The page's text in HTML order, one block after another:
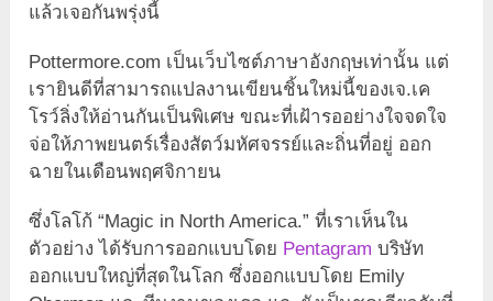
แล้วเจอกันพรุ่งนี้
Pottermore.com เป็นเว็บไซต์ภาษาอังกฤษเท่านั้น แต่
เรายินดีที่สามารถแปลงานเขียนชิ้นใหม่นี้ของเจ.เค
โรว์ลิ่งให้อ่านกันเป็นพิเศษ ขณะที่เฝ้ารออย่างใจจดใจ
จ่อให้ภาพยนตร์เรื่องสัตว์มหัศจรรย์และถิ่นที่อยู่ ออก
ฉายในเดือนพฤศจิกายน
ซึ่งโลโก้ “Magic in North America.” ที่เราเห็นใน
ตัวอย่าง ได้รับการออกแบบโดย Pentagram บริษัท
ออกแบบใหญ่ที่สุดในโลก ซึ่งออกแบบโดย Emily